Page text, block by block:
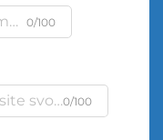
0/100
0/100